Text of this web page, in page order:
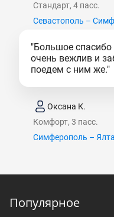
Стандарт, 4 пасс.
Севастополь –
"Большое
очень вежлив и
поедем с ним же."
Оксана К.
Комфорт, 3 пасс.
Симферополь – Ялта
Популярное